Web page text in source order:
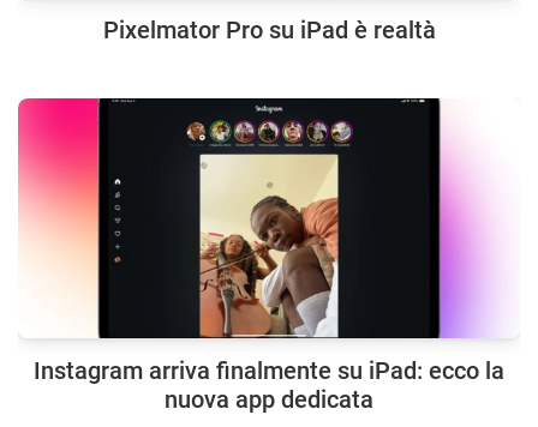
Pixelmator Pro su iPad è realtà
Instagram arriva finalmente su iPad: ecco la
nuova app dedicata